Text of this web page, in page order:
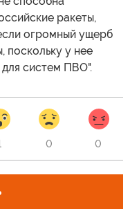
ракеты,
огромный ущерб
поскольку у нее
систем ПВО".
0 0